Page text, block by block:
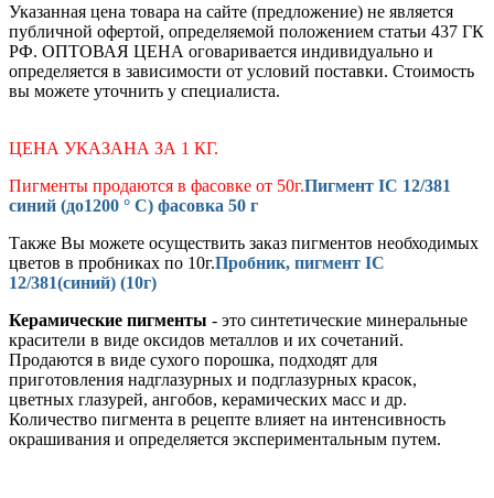
Указанная цена товара на сайте (предложение) не является
публичной офертой, определяемой положением статьи 437 ГК
РФ. ОПТОВАЯ ЦЕНА оговаривается индивидуально и
определяется в зависимости от условий поставки. Стоимость
вы можете уточнить у специалиста.
ЦЕНА УКАЗАНА ЗА 1 КГ.
Пигменты продаются в фасовке от 50г.Пигмент IC 12/381
синий (до1200 ° С) фасовка 50 г
Также Вы можете осуществить заказ пигментов необходимых
цветов в пробниках по 10г.Пробник, пигмент IC
12/381(синий) (10г)
Керамические пигменты - это синтетические минеральные
красители в виде оксидов металлов и их сочетаний.
Продаются в виде сухого порошка, подходят для
приготовления надглазурных и подглазурных красок,
цветных глазурей, ангобов, керамических масс и др.
Количество пигмента в рецепте влияет на интенсивность
окрашивания и определяется экспериментальным путем.